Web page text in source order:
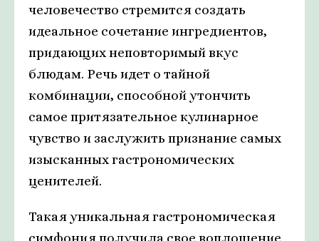
человечество стремится создать
идеальное сочетание ингредиентов,
придающих неповторимый вкус
блюдам. Речь идет о тайной
комбинации, способной утончить
самое притязательное кулинарное
чувство и заслужить признание самых
изысканных гастрономических
ценителей.
Такая уникальная гастрономическая